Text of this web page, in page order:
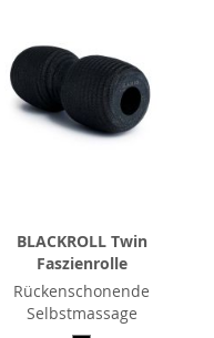
BLACKROLL Twin
Faszienrolle
Rückenschonende
Selbstmassage